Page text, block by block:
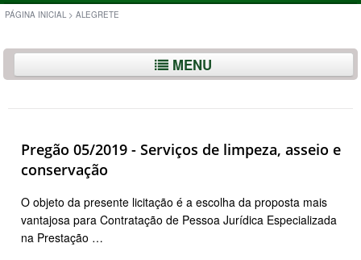
PÁGINA INICIAL > ALEGRETE
MENU
Pregão 05/2019 - Serviços de limpeza, asseio e
conservação
O objeto da presente licitação é a escolha da proposta mais
vantajosa para Contratação de Pessoa Jurídica Especializada
na Prestação …